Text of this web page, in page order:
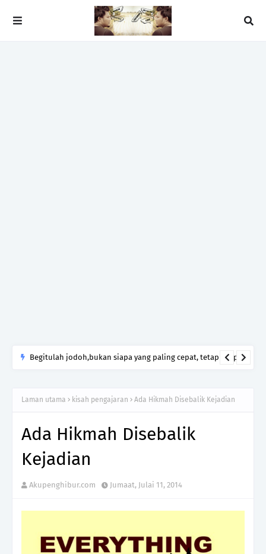
Begitulah jodoh,bukan siapa yang paling cepat, tetapi siapa
Laman utama kisah pengajaran Ada Hikmah Disebalik Kejadian
Ada Hikmah Disebalik
Kejadian
Akupenghibur.com Jumaat, Julai 11, 2014